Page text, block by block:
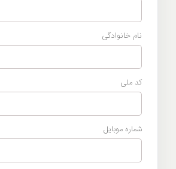
نام خانوادگی
کد ملی
شماره موبایل